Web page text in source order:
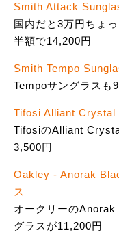
Smith Attack
国内だと3万円ちょ
半額で14,200円
Smith Tempo
Tempoサングラスも
Tifosi Alliant Crystal
TifosiのAlliant
3,500円
Oakley - Anorak
ス
オークリーの
グラスが11,200円